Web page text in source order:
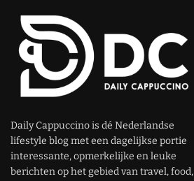
Daily Cappuccino is dé Nederlandse
lifestyle blog met een dagelijkse portie
interessante, opmerkelijke en leuke
berichten op het gebied van travel, food,